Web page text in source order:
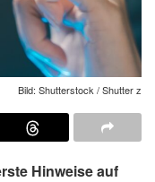
Bild: Shutterstock / Shutter z
Hinweise auf